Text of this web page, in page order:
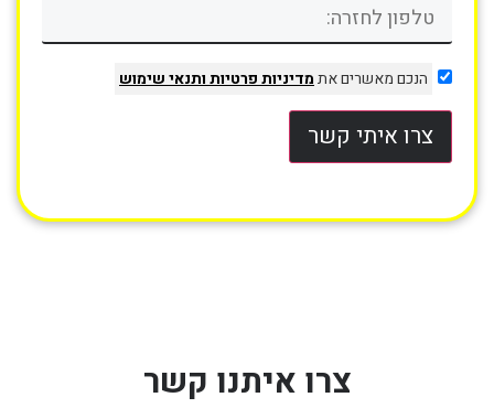
הנכם מאשרים אתמדיניות פרטיותותנאי שימוש
צרו איתי קשר
צרו איתנו קשר